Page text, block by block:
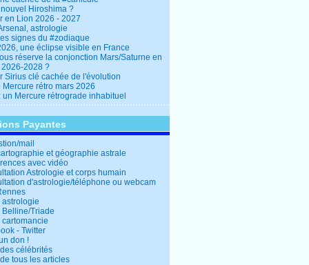
Hiroshima ?
en Lion 2026 - 2027
astrologie
signes du #zodiaque
une éclipse visible en France
réserve la conjonction Mars/Saturne en
2026-2028 ?
Sirius clé cachée de l'évolution
Mercure rétro mars 2026
un Mercure rétrograde inhabituel
Payantes
mail
et géographie astrale
avec vidéo
Astrologie et corps humain
d'astrologie/téléphone ou webcam
astrologie
Belline/Triade
cartomancie
- Twitter
don !
célébrités
tous les articles